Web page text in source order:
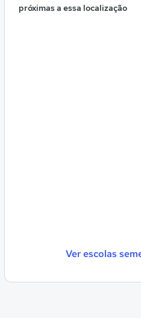
próximas a essa localização
Ver escolas